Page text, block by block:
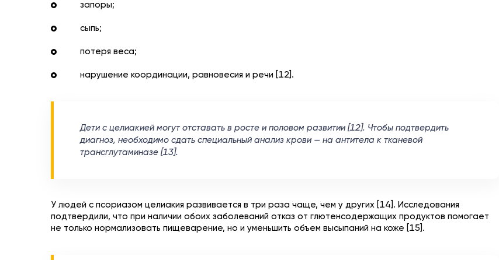
запоры;
сыпь;
потеря веса;
нарушение координации, равновесия и речи [12].
Дети с целиакией могут отставать в росте и половом развитии [12]. Чтобы подтвердить
диагноз, необходимо сдать специальный анализ крови — на антитела к тканевой
трансглутаминазе [13].
У людей с псориазом целиакия развивается в три раза чаще, чем у других [14]. Исследования
подтвердили, что при наличии обоих заболеваний отказ от глютенсодержащих продуктов помогает
не только нормализовать пищеварение, но и уменьшить объем высыпаний на коже [15].